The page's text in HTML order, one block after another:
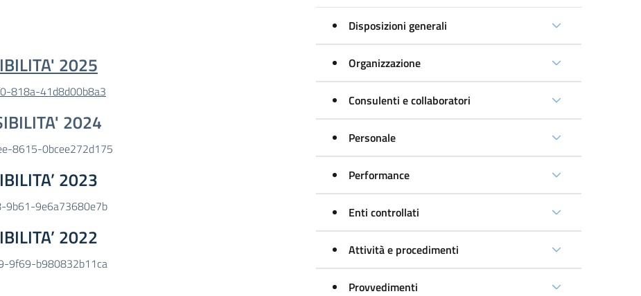
2025
818a-41d8d00b8a3
2024
8615-0bcee272d175
2023
9b61-9e6a73680e7b
2022
9f69-b980832b11ca
Disposizioni generali
Organizzazione
Consulenti e collaboratori
Personale
Performance
Enti controllati
Attività e procedimenti
Provvedimenti